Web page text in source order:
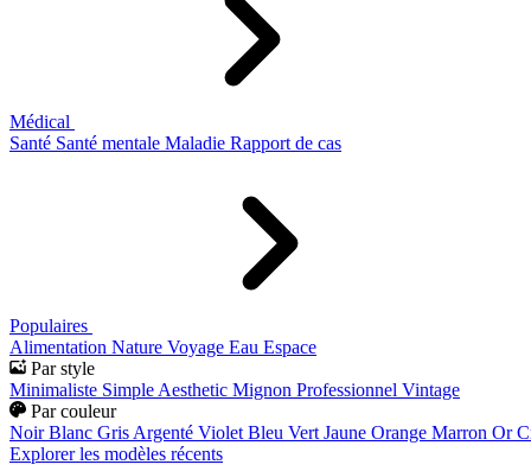
Médical
Santé Santé mentale Maladie Rapport de cas
Populaires
Alimentation Nature Voyage Eau Espace
Par style
Minimaliste Simple Aesthetic Mignon Professionnel Vintage
Par couleur
Noir Blanc Gris Argenté Violet Bleu Vert Jaune Orange Marron Or
Explorer les modèles récents